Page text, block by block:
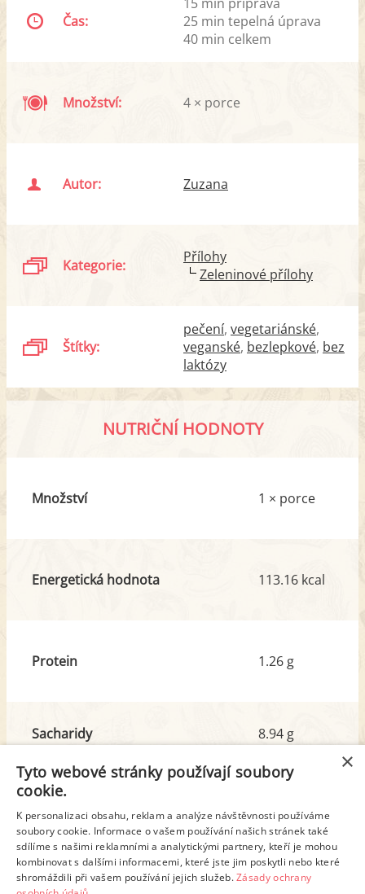
Čas:
25 min tepelná úprava
40 min celkem
Množství: 4 × porce
Autor: Zuzana
Kategorie:
Přílohy
Zeleninové přílohy
Štítky:
pečení vegetariánské
veganské bezlepkové bez
laktózy
NUTRIČNÍ HODNOTY
Množství 1 × porce
Energetická hodnota 113.16 kcal
Protein 1.26 g
Sacharidy
8.94 g
Tuk
z toho nas. mastné kyseliny
7.06 g
0.97 g
Detailní rozpis
×
Tyto webové stránky používají soubory
cookie.
K personalizaci obsahu, reklam a analýze návštěvnosti používáme
soubory cookie. Informace o vašem používání našich stránek také
sdílíme s našimi reklamními a analytickými partnery, kteří je mohou
kombinovat s dalšími informacemi, které jste jim poskytli nebo které
shromáždili při vašem používání jejich služeb.Zásady ochrany